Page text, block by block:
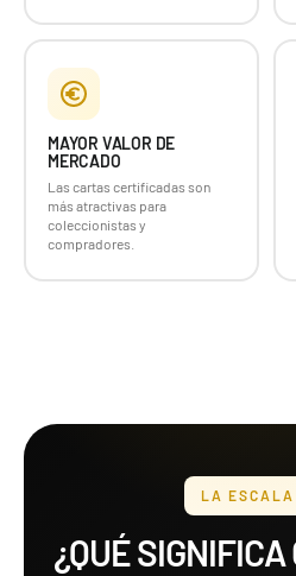
MAYOR VALOR DE
MERCADO
Las cartas certificadas son
más atractivas para
coleccionistas y
compradores.
LA ESCALA
¿QUÉ